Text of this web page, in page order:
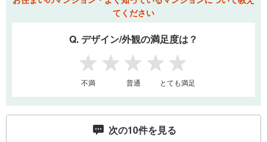
てください
Q. デザイン/外観の満足度は？
1 2 3 4 5
不満 普通 とても満足
次の10件を見る